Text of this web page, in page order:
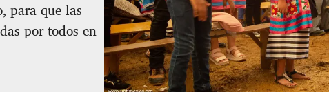
para que las
por todos en